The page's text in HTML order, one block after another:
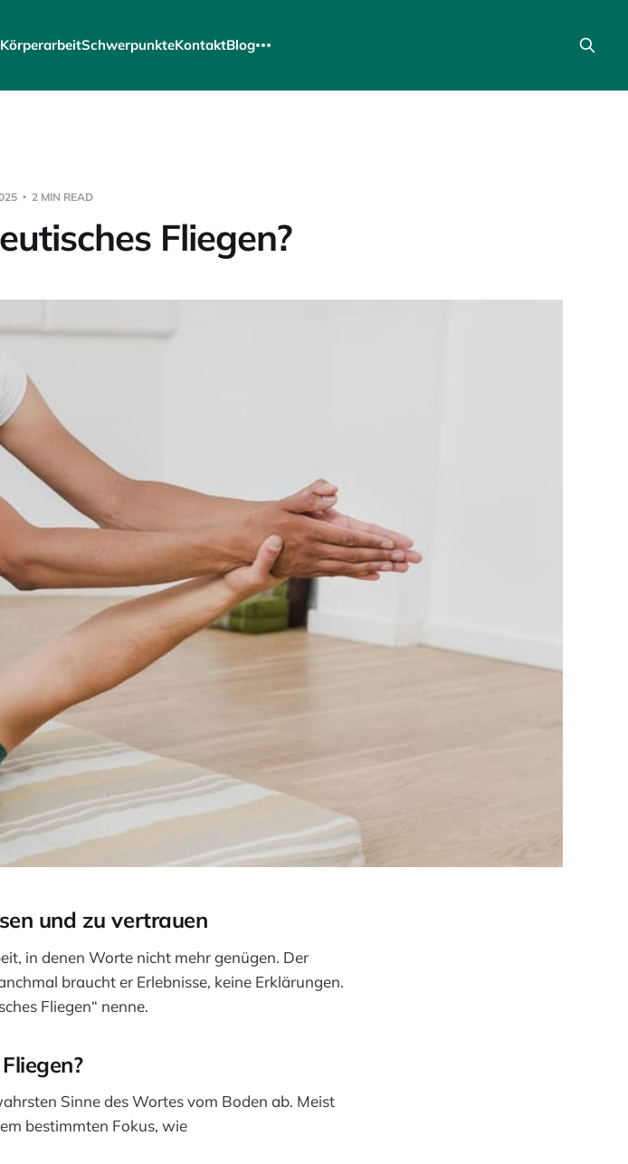
KörperarbeitSchwerpunkteKontaktBlog
2 MIN READ
Fliegen?
und zu vertrauen
in denen Worte nicht mehr genügen. Der
braucht er Erlebnisse, keine Erklärungen.
Fliegen“ nenne.
Sinne des Wortes vom Boden ab. Meist
bestimmten Fokus, wie